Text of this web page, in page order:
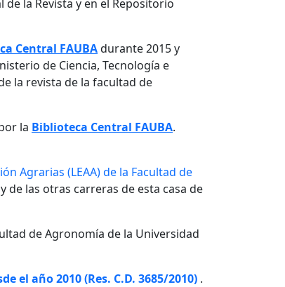
la Revista y en el Repositorio
Central FAUBAdurante 2015 y
de Ciencia, Tecnología e
la revista de la facultad de
la Biblioteca Central FAUBA.
Agrarias (LEAA) de la Facultad de
de las otras carreras de esta casa de
de Agronomía de la Universidad
el año 2010 (Res. C.D. 3685/2010) .